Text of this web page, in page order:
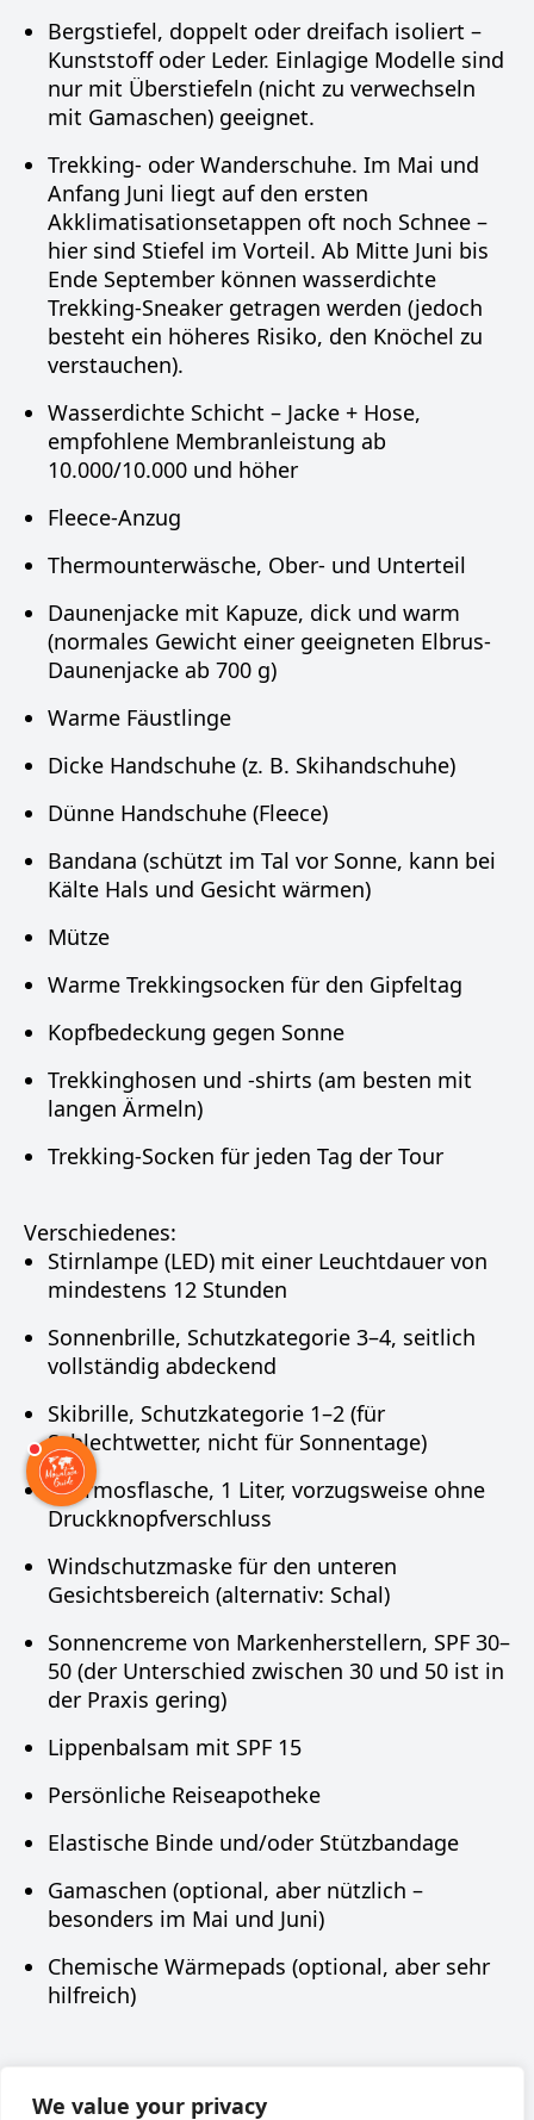
We value your privacy
Bergstiefel, doppelt oder dreifach isoliert –
Kunststoff oder Leder. Einlagige Modelle sind
nur mit Überstiefeln (nicht zu verwechseln
mit Gamaschen) geeignet.
Trekking- oder Wanderschuhe. Im Mai und
Anfang Juni liegt auf den ersten
Akklimatisationsetappen oft noch Schnee –
hier sind Stiefel im Vorteil. Ab Mitte Juni bis
Ende September können wasserdichte
Trekking-Sneaker getragen werden (jedoch
besteht ein höheres Risiko, den Knöchel zu
verstauchen).
Wasserdichte Schicht – Jacke + Hose,
empfohlene Membranleistung ab
10.000/10.000 und höher
Fleece-Anzug
Thermounterwäsche, Ober- und Unterteil
Daunenjacke mit Kapuze, dick und warm
(normales Gewicht einer geeigneten Elbrus-
Daunenjacke ab 700 g)
Warme Fäustlinge
Dicke Handschuhe (z. B. Skihandschuhe)
Dünne Handschuhe (Fleece)
Bandana (schützt im Tal vor Sonne, kann bei
Kälte Hals und Gesicht wärmen)
Mütze
Warme Trekkingsocken für den Gipfeltag
Kopfbedeckung gegen Sonne
Trekkinghosen und -shirts (am besten mit
langen Ärmeln)
Trekking-Socken für jeden Tag der Tour
Verschiedenes:
Stirnlampe (LED) mit einer Leuchtdauer von
mindestens 12 Stunden
Sonnenbrille, Schutzkategorie 3–4, seitlich
vollständig abdeckend
Skibrille, Schutzkategorie 1–2 (für
Schlechtwetter, nicht für Sonnentage)
Thermosflasche, 1 Liter, vorzugsweise ohne
Druckknopfverschluss
Windschutzmaske für den unteren
Gesichtsbereich (alternativ: Schal)
Sonnencreme von Markenherstellern, SPF 30–
50 (der Unterschied zwischen 30 und 50 ist in
der Praxis gering)
Lippenbalsam mit SPF 15
Persönliche Reiseapotheke
Elastische Binde und/oder Stützbandage
Gamaschen (optional, aber nützlich –
besonders im Mai und Juni)
Chemische Wärmepads (optional, aber sehr
hilfreich)
Наверх